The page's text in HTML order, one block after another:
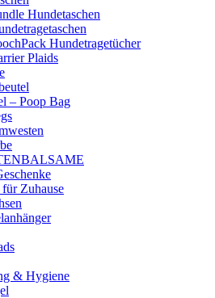
Hundetaschen
Hundetragetücher
Plaids
– Poop Bag
für Zuhause
& Hygiene